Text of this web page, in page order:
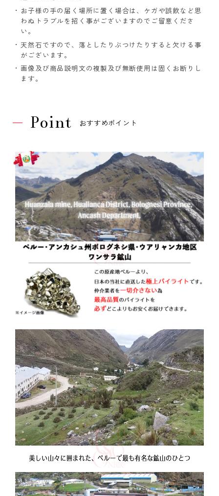
お子様の手の届く場所に置く場合は、ケガや誤飲など思
わぬトラブルを招く事がございますのでご留意くださ
い。
天然石ですので、落としたりぶつけたりすると欠ける事
がございます。
画像及び商品説明文の複製及び無断使用は固くお断りし
ます。
Point おすすめポイント